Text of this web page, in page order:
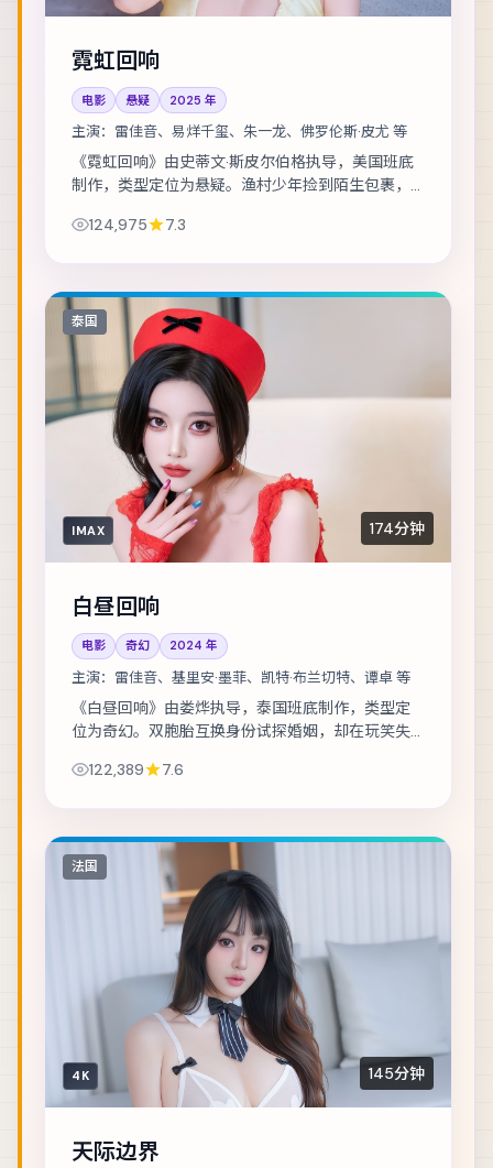
霓虹回响
电影 悬疑 2025 年
主演： 雷佳音、易烊千玺、朱一龙、佛罗伦斯·皮尤 等
《霓虹回响》由史蒂文·斯皮尔伯格执导，美国班底
制作，类型定位为悬疑。渔村少年捡到陌生包裹，
音、易烊千玺、朱一龙 等，表演层次丰富。美术...
124,975 7.3
泰国
IMAX 174分钟
白昼回响
电影 奇幻 2024 年
主演： 雷佳音、基里安·墨菲、凯特·布兰切特、谭卓 等
《白昼回响》由娄烨执导，泰国班底制作，类型定
位为奇幻。双胞胎互换身份试探婚姻，却在玩笑失
特·布兰切特 等，表演层次丰富。镜头语言克...
122,389 7.6
法国
4K 145分钟
天际边界